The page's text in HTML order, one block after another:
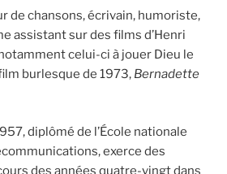
de chansons, écrivain, humoriste,
assistant sur des films d’Henri
celui-ci à jouer Dieu le
burlesque de 1973, Bernadette
diplômé de l’École nationale
exerce des
des années quatre-vingt dans